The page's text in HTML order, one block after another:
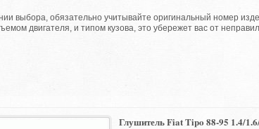
выбора, обязательно учитывайте оригинальный номер
двигателя, и типом кузова, это убережет вас от
Глушитель Fiat Tipo 88-95 1.4/